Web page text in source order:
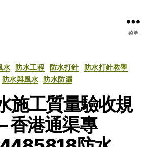
菜单
分
类
水 防水工程 防水打針
防水打針教學
防水與風水
防水防漏
施工質量驗收規
香港通渠專